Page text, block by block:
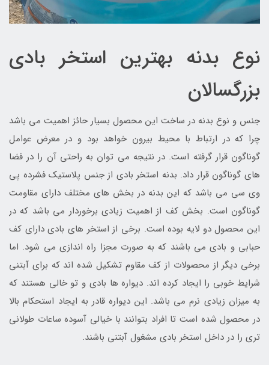
نوع بدنه بهترین استخر بادی
بزرگسالان
جنس و نوع بدنه در ساخت این محصول بسیار حائز اهمیت می باشد
چرا که در ارتباط با محیط بیرون خواهد بود و در معرض عوامل
گوناگون قرار گرفته است. در نتیجه می توان به راحتی آن را در فضا
های گوناگون قرار داد. بدنه استخر بادی از جنس پلاستیک فشرده پی
وی سی می باشد که این بدنه در بخش های مختلف دارای مقاومت
گوناگون است. بخش کف از اهمیت زیادی برخوردار می باشد که در
این محصول دو لایه بوده است. برخی از استخر های بادی دارای کف
حبابی و بادی می باشند که به صورت مجزا راه اندازی می شود. اما
برخی دیگر از محصولات از کف مقاوم تشکیل شده اند که برای آبتنی
شرایط خوبی را ایجاد کرده اند. دیواره ها بادی و تو خالی هستند که
به میزان زیادی نرم می باشد. این دیواره قادر به ایجاد استحکام بالا
در محصول شده است تا افراد بتوانند با خیالی آسوده ساعات طولانی
تری را در داخل استخر بادی مشغول آبتنی باشند.